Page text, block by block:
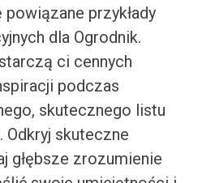
przykłady
dla Ogrodnik.
ci cennych
podczas
skutecznego listu
Odkryj skuteczne
głębsze zrozumienie